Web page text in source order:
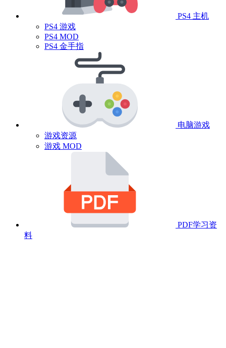
PS4 主机
PS4 游戏
PS4 MOD
PS4 金手指
电脑游戏
游戏资源
游戏 MOD
PDF学习资
料